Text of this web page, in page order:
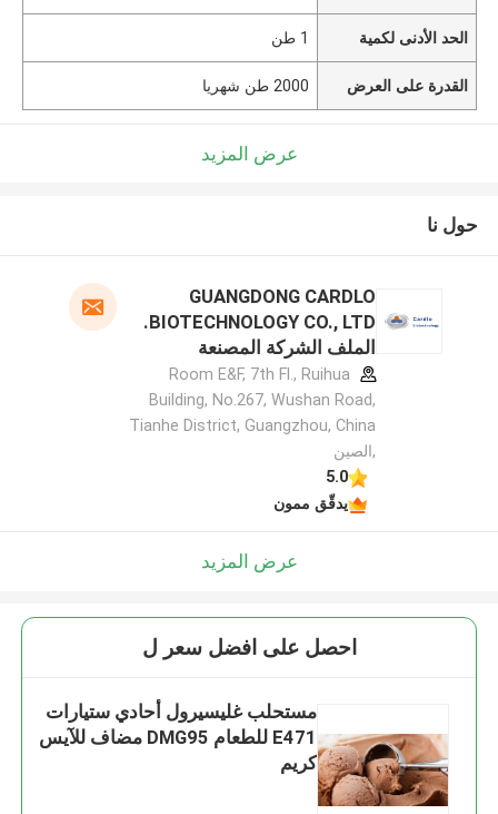
الحد الأدنى لكمية 1 طن
القدرة على العرض 2000 طن شهريا
عرض المزيد
حول نا
GUANGDONG CARDLO
BIOTECHNOLOGY CO., LTD.
الملف الشركة المصنعة
Room E&F, 7th Fl., Ruihua
Building, No.267, Wushan Road,
Tianhe District, Guangzhou, China
,الصين
5.0
يدقّق ممون
عرض المزيد
احصل على افضل سعر ل
مستحلب غليسيرول أحادي ستيارات
E471 للطعام DMG95 مضاف للآيس
كريم